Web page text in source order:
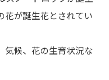
花が誕生花とされてい
気候、花の生育状況な